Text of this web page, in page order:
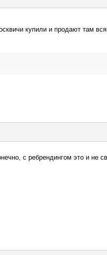
купили и продают там
с ребрендингом это и не